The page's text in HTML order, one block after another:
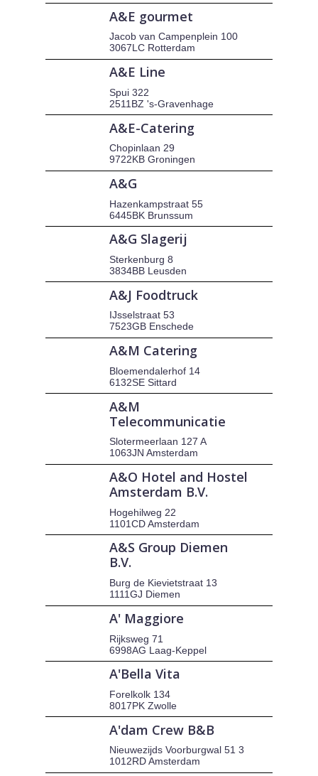
A&E gourmet
Jacob van Campenplein 100
3067LC Rotterdam
A&E Line
Spui 322
2511BZ 's-Gravenhage
A&E-Catering
Chopinlaan 29
9722KB Groningen
A&G
Hazenkampstraat 55
6445BK Brunssum
A&G Slagerij
Sterkenburg 8
3834BB Leusden
A&J Foodtruck
IJsselstraat 53
7523GB Enschede
A&M Catering
Bloemendalerhof 14
6132SE Sittard
A&M
Telecommunicatie
Slotermeerlaan 127 A
1063JN Amsterdam
A&O Hotel and Hostel
Amsterdam B.V.
Hogehilweg 22
1101CD Amsterdam
A&S Group Diemen
B.V.
Burg de Kievietstraat 13
1111GJ Diemen
A' Maggiore
Rijksweg 71
6998AG Laag-Keppel
A'Bella Vita
Forelkolk 134
8017PK Zwolle
A'dam Crew B&B
Nieuwezijds Voorburgwal 51 3
1012RD Amsterdam